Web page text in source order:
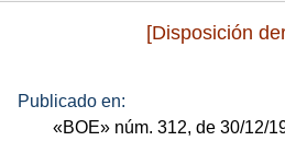
[Disposición
Publicado en:
«BOE» núm. 312, de 30/12/